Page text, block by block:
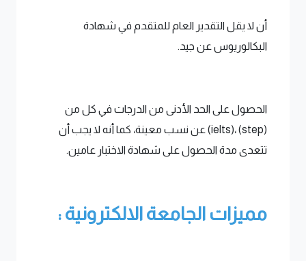
أن لا يقل التقدير العام للمتقدم في شهادة
البكالوريوس عن جيد.
الحصول على الحد الأدنى من الدرجات في كل من
(step) ،(ielts) عن نسب معينة، كما أنه لا يجب أن
تتعدى مدة الحصول على شهادة الاختبار عامين.
مميزات الجامعة الالكترونية :